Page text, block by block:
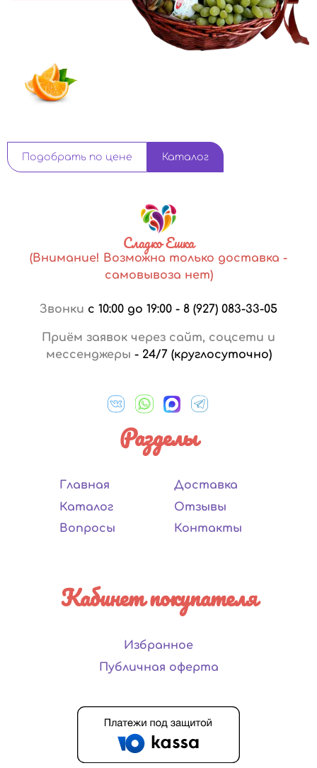
Подобрать по цене Каталог
Сладко Ешка
(Внимание! Возможна только доставка -
самовывоза нет)
Звонки с 10:00 до 19:00 - 8 (927) 083-33-05
Приём заявок через сайт, соцсети и
мессенджеры - 24/7 (круглосуточно)
Разделы
Главная
Каталог
Вопросы
Доставка
Отзывы
Контакты
Кабинет покупателя
Избранное
Публичная оферта